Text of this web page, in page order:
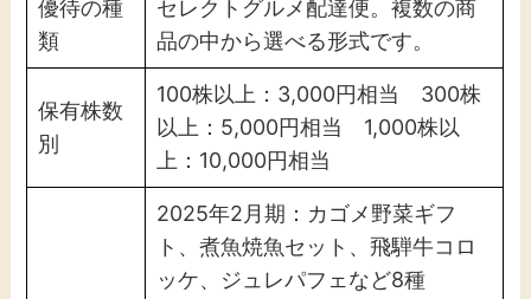
優待の種
類
セレクトグルメ配達便。複数の商
品の中から選べる形式です。
保有株数
別
100株以上：3,000円相当 300株
以上：5,000円相当 1,000株以
上：10,000円相当
2025年2月期：カゴメ野菜ギフ
ト、煮魚焼魚セット、飛騨牛コロ
ッケ、ジュレパフェなど8種